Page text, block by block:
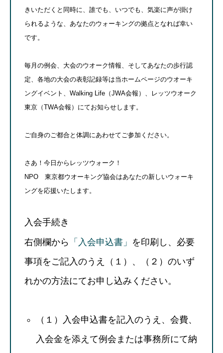
きいただくと同時に、誰でも、いつでも、気楽に声が掛け
られるような、あなたのウォーキングの拠点となれば幸い
です。
毎月の例会、大会のウオーク情報、そしてあなたの歩行認
定、各地の大会の表彰記録等は当ホームページのウオーキ
ングイベント、Walking Life（JWA会報）、レッツウオーク
東京（TWA会報）にてお知らせします。
ご自身のご都合と体調にあわせてご参加ください。
さあ！今日からレッツウォーク！
NPO 東京都ウオーキング協会はあなたの新しいウォーキ
ングを応援いたします。
入会手続き
右側欄から 「入会申込書」 を印刷し、必要
事項をご記入のうえ（１）、（２）のいず
れかの方法にてお申し込みください。
（１）入会申込書を記入のうえ、会費、
入会金を添えて例会または事務所にて納